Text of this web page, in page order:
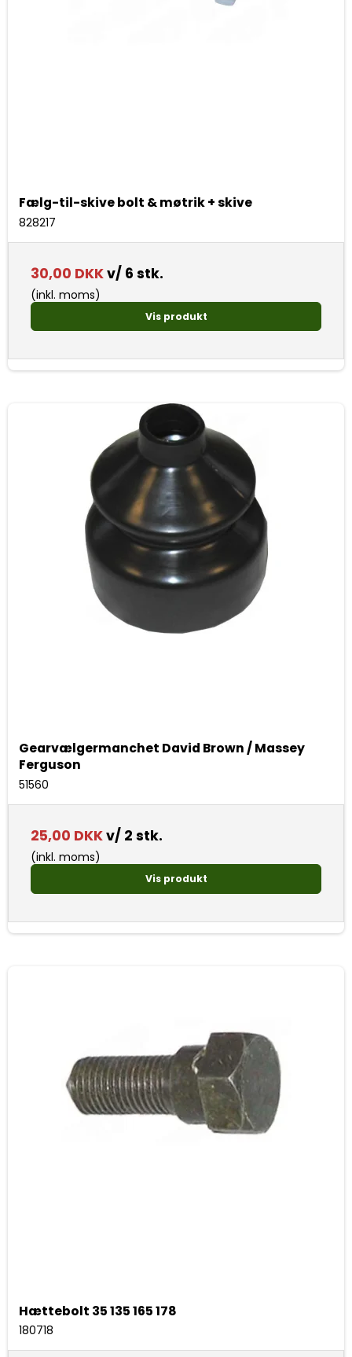
Fælg-til-skive bolt & møtrik + skive
828217
30,00 DKKv/ 6 stk.
(inkl. moms)
Vis produkt
Gearvælgermanchet David Brown / Massey
Ferguson
51560
25,00 DKKv/ 2 stk.
(inkl. moms)
Vis produkt
Hættebolt 35 135 165 178
180718